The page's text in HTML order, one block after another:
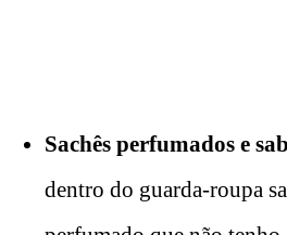
Sachês perfumados e
dentro do guarda-roupa